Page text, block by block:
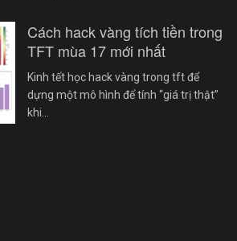
Cách hack vàng tích tiền trong
TFT mùa 17 mới nhất
Kinh tết học hack vàng trong tft để
dựng một mô hình để tính “giá trị thật”
khi…